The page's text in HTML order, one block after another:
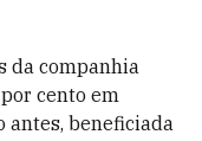
da companhia
cento em
antes, beneficiada